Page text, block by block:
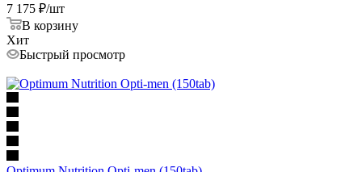
7 175 ₽/шт
В корзину
Хит
Быстрый просмотр